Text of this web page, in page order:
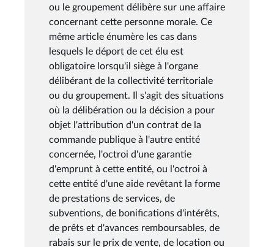
ou le groupement délibère sur une affaire
concernant cette personne morale. Ce
même article énumère les cas dans
lesquels le déport de cet élu est
obligatoire lorsqu'il siège à l'organe
délibérant de la collectivité territoriale
ou du groupement. Il s'agit des situations
où la délibération ou la décision a pour
objet l'attribution d'un contrat de la
commande publique à l'autre entité
concernée, l'octroi d'une garantie
d'emprunt à cette entité, ou l'octroi à
cette entité d'une aide revêtant la forme
de prestations de services, de
subventions, de bonifications d'intérêts,
de prêts et d'avances remboursables, de
rabais sur le prix de vente, de location ou